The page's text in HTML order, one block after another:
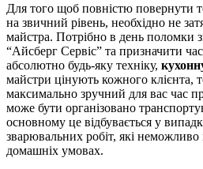
Для того щоб повністю повернути
на звичний рівень, необхідно не
майстра. Потрібно в день поломки
“Айсберг Сервіс” та призначити
абсолютно будь-яку техніку,
майстри цінують кожного клієнта,
максимально зручний для вас час
може бути організовано
основному це відбувається у
зварювальних робіт, які неможливо
домашніх умовах.